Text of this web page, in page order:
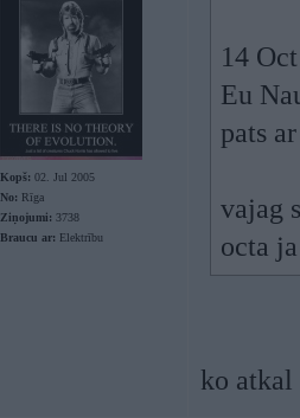
Kopš: 02. Jul 2005
No: Rīga
Ziņojumi: 3738
Braucu ar: Elektrību
14
Eu
pats
vajag
octa
ko